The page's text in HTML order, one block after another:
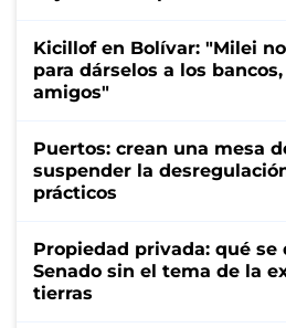
Kicillof en Bolívar: "Milei
para dárselos a los
amigos"
Puertos: crean una mesa
suspender la
prácticos
Propiedad privada: qué se
Senado sin el tema de la
tierras